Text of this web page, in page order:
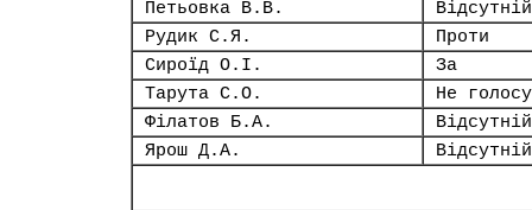
Петьовка В.В.
Відсутній
Рудик С.Я.
Проти
Сироїд О.І.
За
Тарута С.О.
Не
Філатов Б.А.
Відсутній
Ярош Д.А.
Відсутній